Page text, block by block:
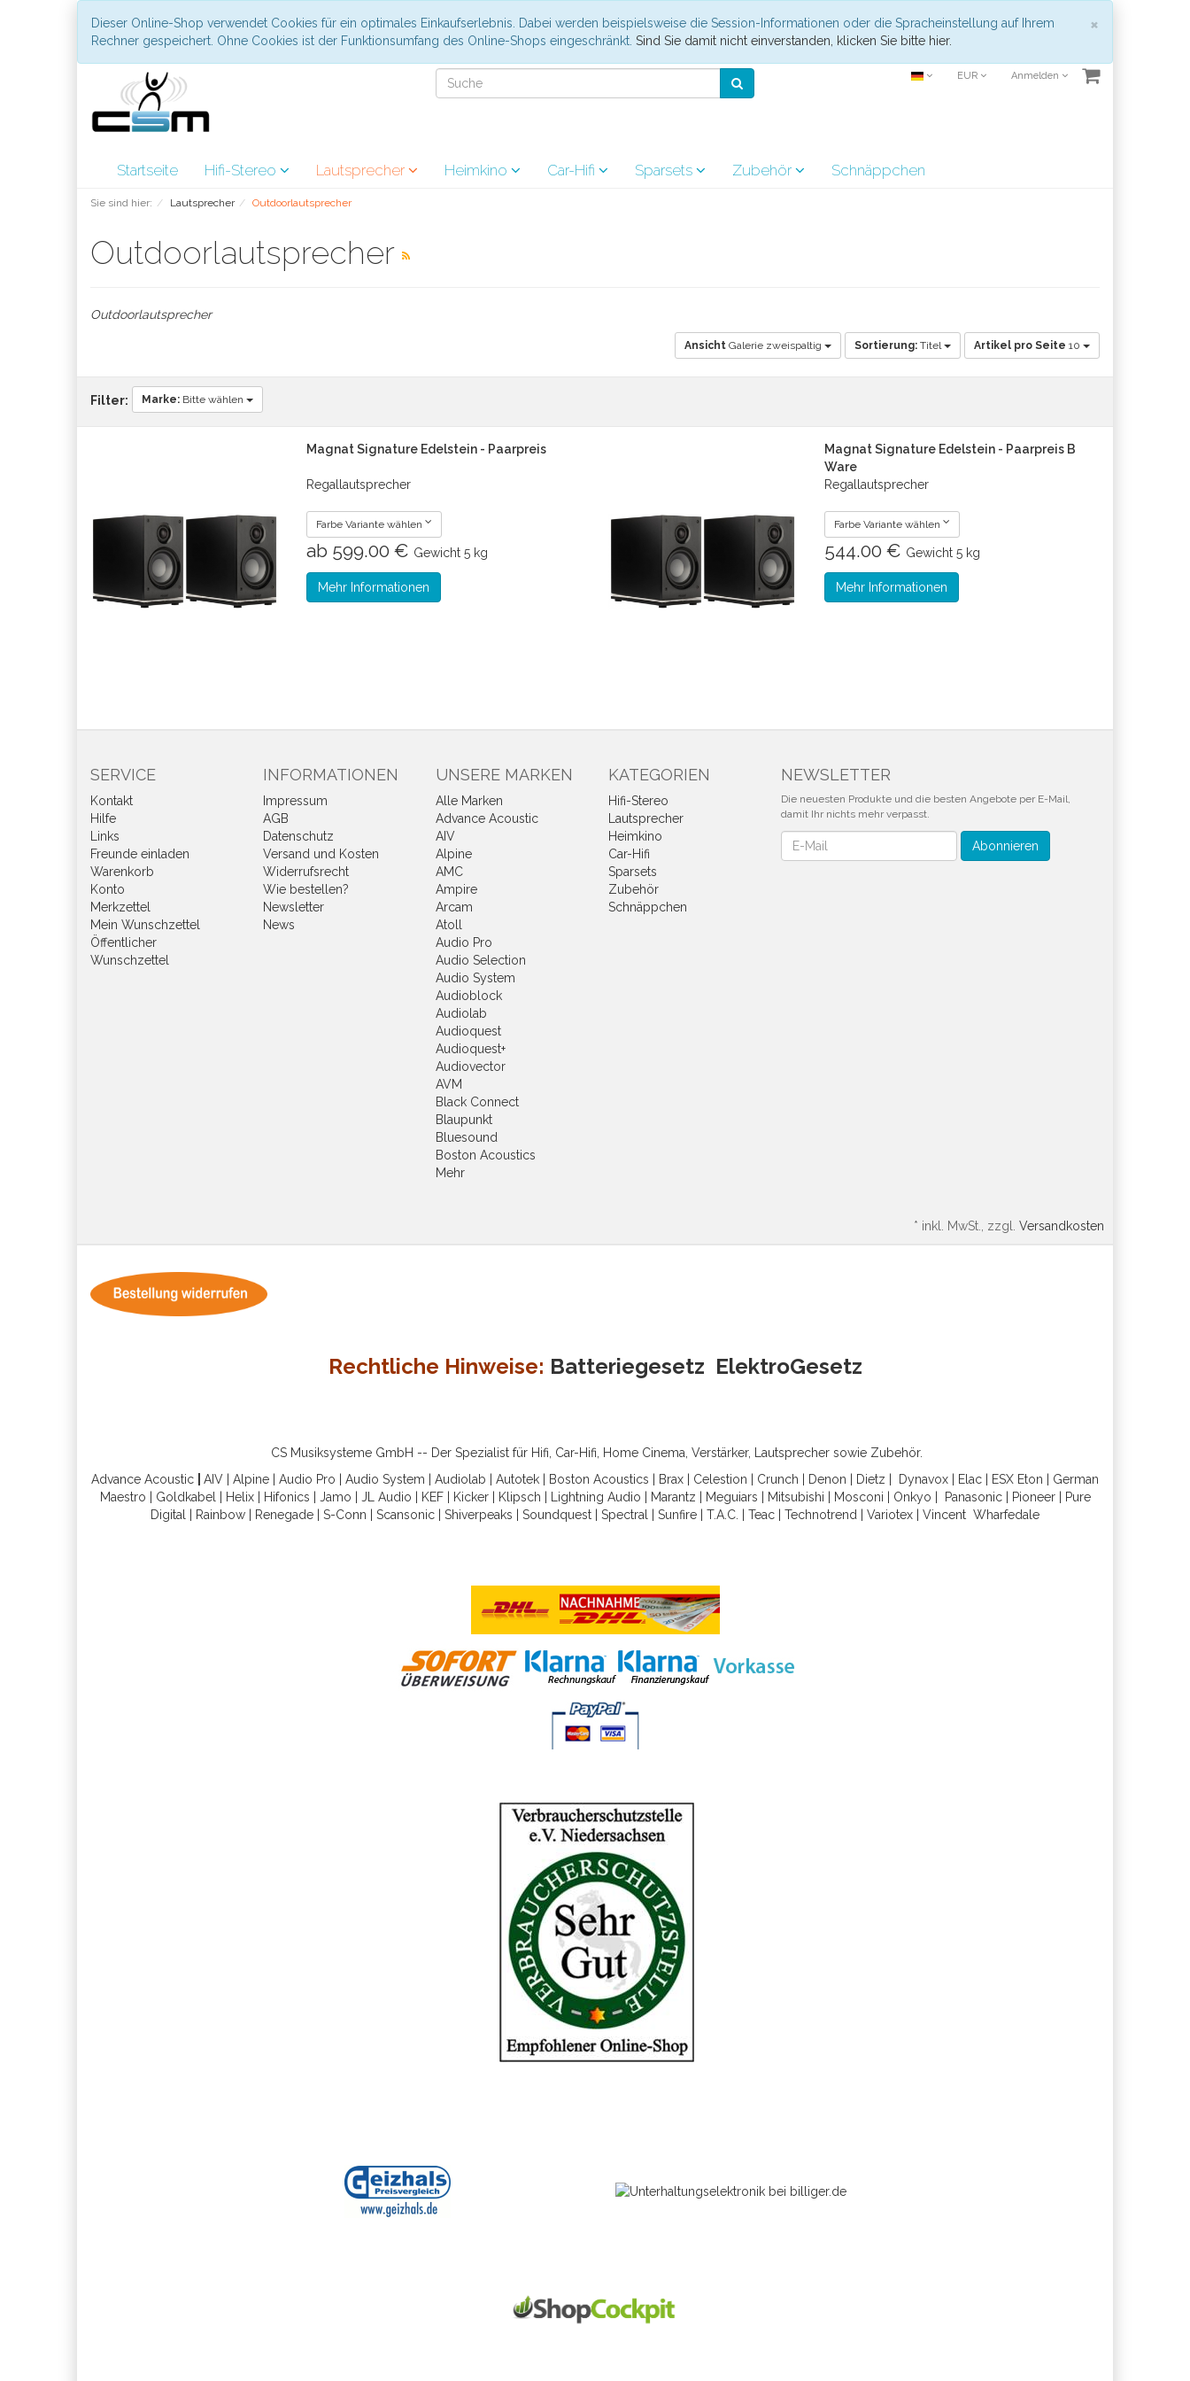
×
Dieser Online-Shop verwendet Cookies für ein optimales Einkaufserlebnis. Dabei werden beispielsweise die Session-Informationen oder die Spracheinstellung auf Ihrem
Rechner gespeichert. Ohne Cookies ist der Funktionsumfang des Online-Shops eingeschränkt. Sind Sie damit nicht einverstanden, klicken Sie bitte hier.
EUR Anmelden
Startseite Hifi-Stereo Lautsprecher Heimkino Car-Hifi Sparsets Zubehör Schnäppchen
Sie sind hier: Lautsprecher Outdoorlautsprecher
Outdoorlautsprecher
Outdoorlautsprecher
Ansicht Galerie zweispaltig Sortierung: Titel Artikel pro Seite 10
Filter: Marke: Bitte wählen
Magnat Signature Edelstein - Paarpreis
Regallautsprecher
Farbe Variante wählen
ab 599.00 € Gewicht 5 kg
Mehr Informationen
Magnat Signature Edelstein - Paarpreis B
Ware
Regallautsprecher
Farbe Variante wählen
544.00 € Gewicht 5 kg
Mehr Informationen
SERVICE
Kontakt
Hilfe
Links
Freunde einladen
Warenkorb
Konto
Merkzettel
Mein Wunschzettel
Öffentlicher
Wunschzettel
INFORMATIONEN
Impressum
AGB
Datenschutz
Versand und Kosten
Widerrufsrecht
Wie bestellen?
Newsletter
News
UNSERE MARKEN
Alle Marken
Advance Acoustic
AIV
Alpine
AMC
Ampire
Arcam
Atoll
Audio Pro
Audio Selection
Audio System
Audioblock
Audiolab
Audioquest
Audioquest+
Audiovector
AVM
Black Connect
Blaupunkt
Bluesound
Boston Acoustics
Mehr
KATEGORIEN
Hifi-Stereo
Lautsprecher
Heimkino
Car-Hifi
Sparsets
Zubehör
Schnäppchen
NEWSLETTER
Die neuesten Produkte und die besten Angebote per E-Mail,
damit Ihr nichts mehr verpasst.
Newsletter Abonnieren
* inkl. MwSt., zzgl. Versandkosten
Rechtliche Hinweise: Batteriegesetz ElektroGesetz
CS Musiksysteme GmbH -- Der Spezialist für Hifi, Car-Hifi, Home Cinema, Verstärker, Lautsprecher sowie Zubehör.
Advance Acoustic
AIV Alpine Audio Pro Audio System Audiolab Autotek Boston Acoustics Brax Celestion Crunch Denon Dietz Dynavox Elac ESX Eton
German
Maestro
Goldkabel Helix| Hifonics Jamo JL Audio KEF| Kicker| Klipsch Lightning Audio Marantz Meguiars Mitsubishi Mosconi Onkyo Panasonic| Pioneer|
Pure
Digital
Rainbow Renegade S-Conn Scansonic Shiverpeaks Soundquest Spectral Sunfire T.A.C. Teac Technotrend Variotex Vincent Wharfedal e